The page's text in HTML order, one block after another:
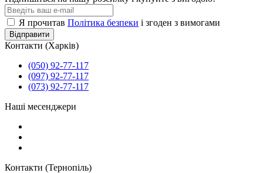
Я прочитав Політика безпеки і згоден з вимогами
Відправити
Контакти (Харків)
(050) 92-77-117
(097) 92-77-117
(073) 92-77-117
Наші месенджери
Контакти (Тернопіль)